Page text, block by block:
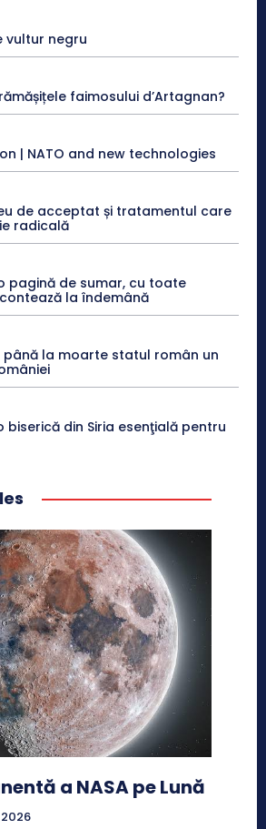
vultur negru
faimosului d’Artagnan?
| NATO and new technologies
de acceptat și tratamentul care
radicală
pagină de sumar, cu toate
la îndemână
la moarte statul român un
biserică din Siria esenţială pentru
a NASA pe Lună